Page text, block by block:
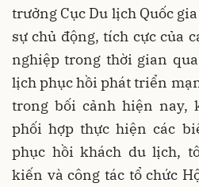
trưởng Cục Du lịch Quốc
sự chủ động, tích cực của
nghiệp trong thời gian
lịch phục hồi phát triển
trong bối cảnh hiện nay,
phối hợp thực hiện các
phục hồi khách du lịch,
kiến và công tác tổ chức